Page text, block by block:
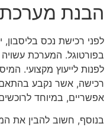
הבנת מערכת
לפני רכישת נכס
בפורטוגל. המערכת
לפנות לייעוץ מקצועי.
רכישה, אשר נקבע בהתאם
אפשריים, במיוחד
בנוסף, חשוב להבין את